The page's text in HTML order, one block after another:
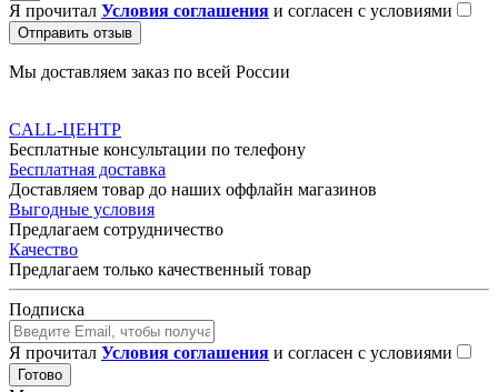
Я прочитал Условия соглашения и согласен с условиями
Отправить отзыв
Мы доставляем заказ по всей России
CALL-ЦЕНТР
Бесплатные консультации по телефону
Бесплатная доставка
Доставляем товар до наших оффлайн магазинов
Выгодные условия
Предлагаем сотрудничество
Качество
Предлагаем только качественный товар
Подписка
Я прочитал Условия соглашения и согласен с условиями
Готово